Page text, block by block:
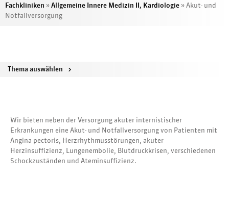
Fachkliniken » Allgemeine Innere Medizin II, Kardiologie »Akut- und
Notfallversorgung
Thema auswählen >
Wir bieten neben der Versorgung akuter internistischer
Erkrankungen eine Akut- und Notfallversorgung von Patienten mit
Angina pectoris, Herzrhythmusstörungen, akuter
Herzinsuffizienz, Lungenembolie, Blutdruckkrisen, verschiedenen
Schockzuständen und Ateminsuffizienz.